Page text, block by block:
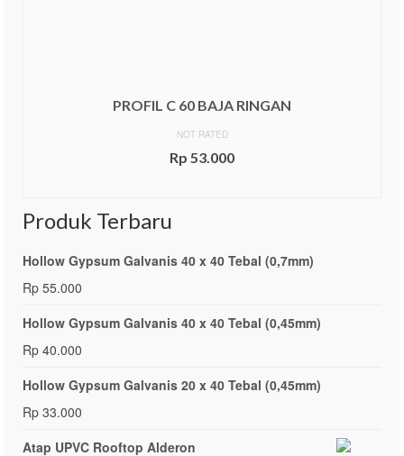
PROFIL C 60 BAJA RINGAN
NOT RATED
Rp 53.000
Produk Terbaru
Hollow Gypsum Galvanis 40 x 40 Tebal (0,7mm)
Rp 55.000
Hollow Gypsum Galvanis 40 x 40 Tebal (0,45mm)
Rp 40.000
Hollow Gypsum Galvanis 20 x 40 Tebal (0,45mm)
Rp 33.000
Atap UPVC Rooftop Alderon